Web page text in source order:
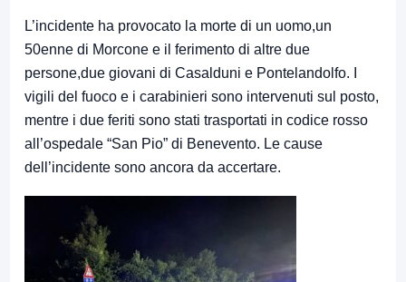
L’incidente ha provocato la morte di un uomo,un
50enne di Morcone e il ferimento di altre due
persone,due giovani di Casalduni e Pontelandolfo. I
vigili del fuoco e i carabinieri sono intervenuti sul posto,
mentre i due feriti sono stati trasportati in codice rosso
all’ospedale “San Pio” di Benevento. Le cause
dell’incidente sono ancora da accertare.